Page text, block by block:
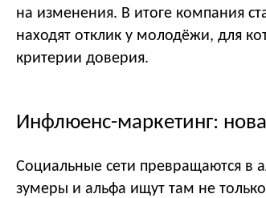
на изменения. В итоге компания
находят отклик у молодёжи, для
критерии доверия.
Инфлюенс-маркетинг:
Социальные сети превращаются в
зумеры и альфа ищут там не